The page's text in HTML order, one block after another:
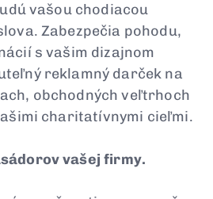
vašou chodiacou
Zabezpečia pohodu,
s vašim dizajnom
reklamný darček na
obchodných veľtrhoch
charitatívnymi cieľmi.
vašej firmy.